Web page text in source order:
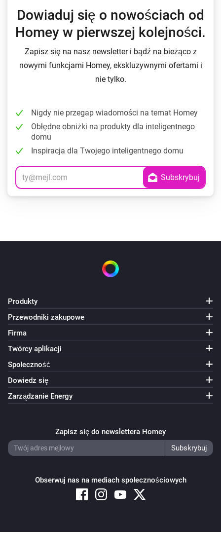
Dowiaduj się o nowościach od
Homey w pierwszej kolejności.
Zapisz się na nasz newsletter i bądź na bieżąco z
nowymi funkcjami Homey, ekskluzywnymi ofertami i
nie tylko.
Nigdy nie przegap wiadomości na temat Homey
Obłędne obniżki na produkty dla inteligentnego
domu
Inspiracja dla Twojego inteligentnego domu
Produkty
Przewodniki zakupowe
Firma
Twórcy aplikacji
Społeczność
Dowiedz się
Zarządzanie Energy
Zapisz się do newslettera Homey
Obserwuj nas na mediach społecznościowych